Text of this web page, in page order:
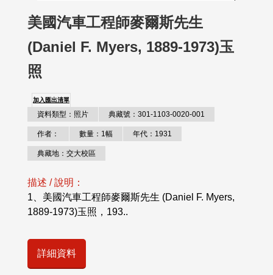
美國汽車工程師麥爾斯先生
(Daniel F. Myers, 1889-1973)玉
照
加入匯出清單
資料類型：照片 典藏號：301-1103-0020-001
作者： 數量：1幅 年代：1931
典藏地：交大校區
描述 / 說明：
1、美國汽車工程師麥爾斯先生 (Daniel F. Myers,
1889-1973)玉照，193..
詳細資料